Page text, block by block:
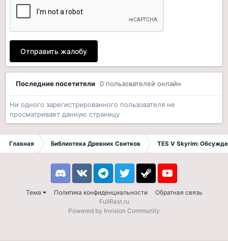
Отправить жалобу
Последние посетители 0 пользователей онлайн
Ни одного зарегистрированного пользователя не
просматривает данную страницу
Главная Библиотека Древних Свитков TES V Skyrim:
Тема Политика конфиденциальности Обратная связь
DiscordVK TelegramTwitter Steam Youtube
FullRest.ru
Powered by Invision Community